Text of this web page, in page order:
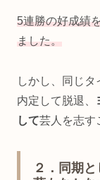
5連勝の好成績
ました。
しかし、同じ
内定して脱退、
して芸人を志す
２．同期